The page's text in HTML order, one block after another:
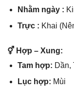
Nhằm ngày :
Trực : Khai
⚥ Hợp – Xung:
Tam hợp: Dần,
Lục hợp: Mùi